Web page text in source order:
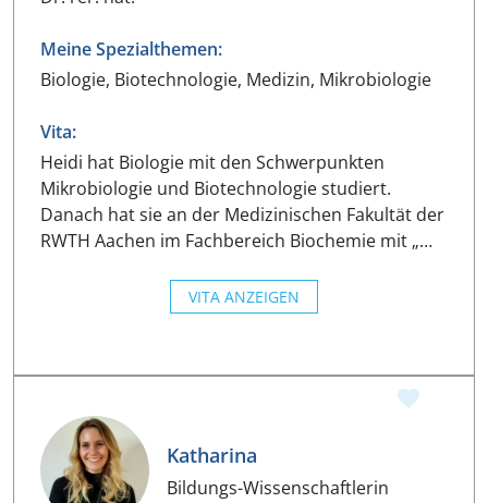
Meine Spezialthemen:
Biologie, Biotechnologie, Medizin, Mikrobiologie
Vita:
Heidi hat Biologie mit den Schwerpunkten
Mikrobiologie und Biotechnologie studiert.
Danach hat sie an der Medizinischen Fakultät der
RWTH Aachen im Fachbereich Biochemie mit „…
VITA ANZEIGEN
Katharina
Bildungs-Wissenschaftlerin